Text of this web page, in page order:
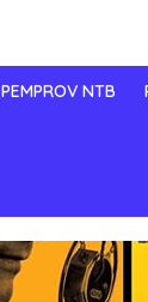
PEMPROV NTB